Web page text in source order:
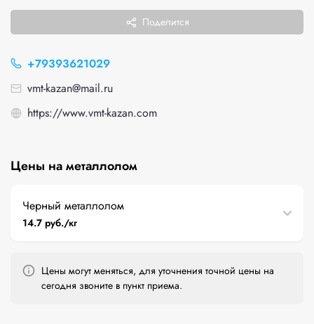
Поделится
+79393621029
vmt-kazan@mail.ru
https://www.vmt-kazan.com
Цены на металлолом
Черный металлолом
14.7 руб./кг
Цены могут меняться, для уточнения точной цены на
сегодня звоните в пункт приема.